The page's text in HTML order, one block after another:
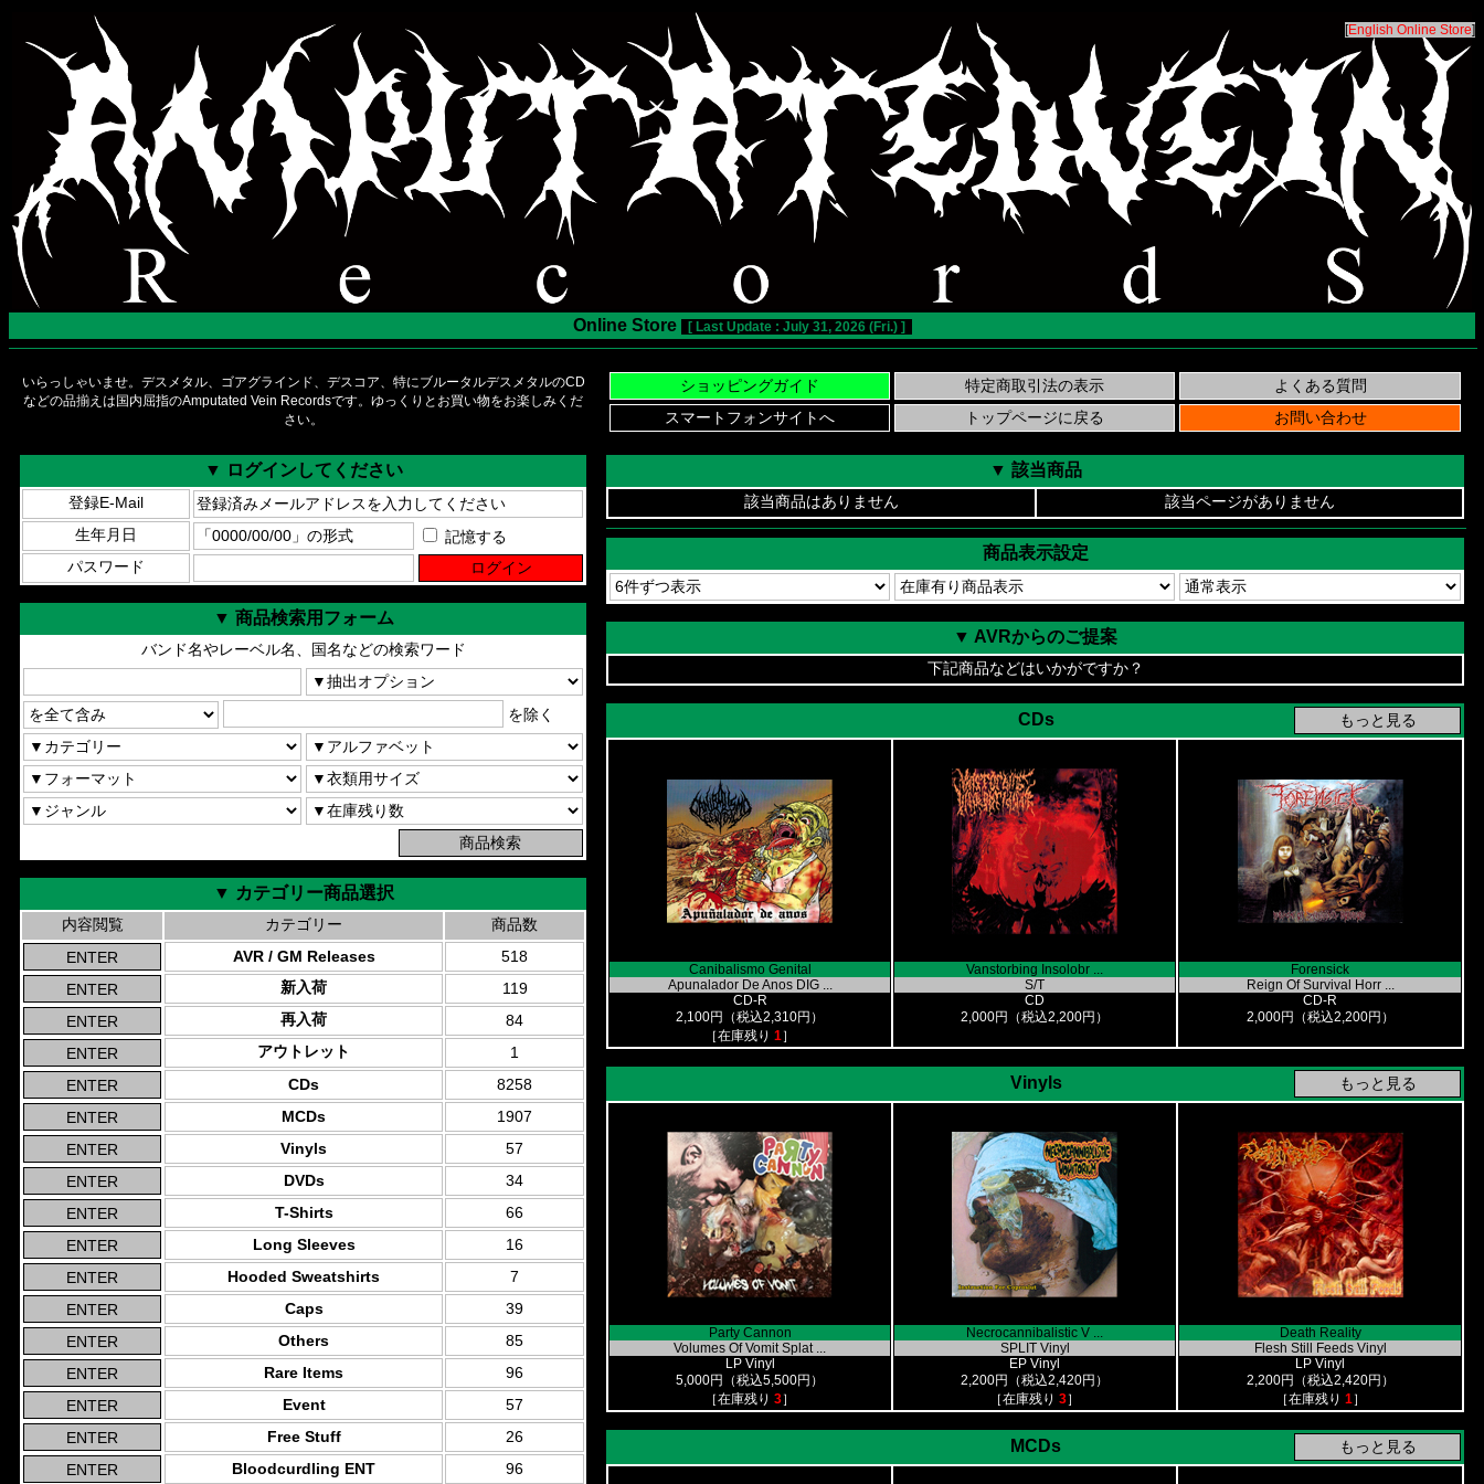
[English Online Store]
Online Store [ Last Update : July 31, 2026 (Fri.) ]
いらっしゃいませ。デスメタル、ゴアグラインド、デスコア、特にブルータルデスメタルのCD
などの品揃えは国内屈指のAmputated Vein Recordsです。ゆっくりとお買い物をお楽しみくだ
さい。
▼ ログインしてください
登録E-Mail
生年月日
記憶する
パスワード
▼ 商品検索用フォーム
バンド名やレーベル名、国名などの検索ワード
を除く
▼ カテゴリー商品選択
内容閲覧 カテゴリー
商品数
AVR / GM Releases
518
新入荷
119
再入荷
84
アウトレット
1
CDs
8258
MCDs
1907
Vinyls
57
DVDs
34
T-Shirts
66
Long Sleeves
16
Hooded Sweatshirts
7
Caps
39
Others
85
Rare Items
96
Event
57
Free Stuff
26
Bloodcurdling ENT
96
▼ 該当商品
該当商品はありません 該当ページがありません
商品表示設定
▼ AVRからのご提案
下記商品などはいかがですか？
CDs
Canibalismo Genital
Apunalador De Anos DIG ...
CD-R
2,100円（税込2,310円）
［在庫残り 1］
Vanstorbing Insolobr ...
S/T
CD
2,000円（税込2,200円）
Forensick
Reign Of Survival Horr ...
CD-R
2,000円（税込2,200円）
Vinyls
Party Cannon
Volumes Of Vomit Splat ...
LP Vinyl
5,000円（税込5,500円）
［在庫残り 3］
Necrocannibalistic V ...
SPLIT Vinyl
EP Vinyl
2,200円（税込2,420円）
［在庫残り 3］
Death Reality
Flesh Still Feeds Vinyl
LP Vinyl
2,200円（税込2,420円）
［在庫残り 1］
MCDs